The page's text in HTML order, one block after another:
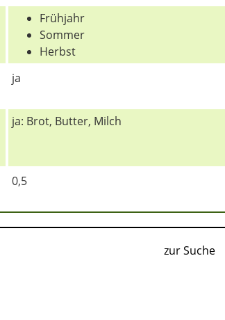
Frühjahr
Sommer
Herbst
ja
ja: Brot, Butter, Milch
0,5
zur Suche